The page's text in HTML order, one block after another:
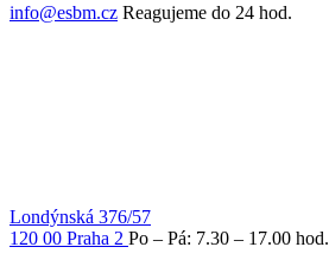
info@esbm.cz Reagujeme do 24 hod.
Londýnská 376/57
120 00 Praha 2 Po – Pá: 7.30 – 17.00 hod.